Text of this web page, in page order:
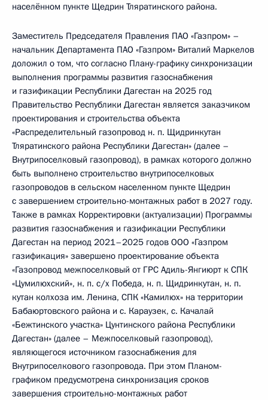
населённом пункте Щедрин Тляратинского района.
Заместитель Председателя Правления ПАО «Газпром» –
начальник Департамента ПАО «Газпром» Виталий Маркелов
доложил о том, что согласно Плану-графику синхронизации
выполнения программы развития газоснабжения
и газификации Республики Дагестан на 2025 год
Правительство Республики Дагестан является заказчиком
проектирования и строительства объекта
«Распределительный газопровод н. п. Щидринкутан
Тляратинского района Республики Дагестан» (далее –
Внутрипоселковый газопровод), в рамках которого должно
быть выполнено строительство внутрипоселковых
газопроводов в сельском населенном пункте Щедрин
с завершением строительно-монтажных работ в 2027 году.
Также в рамках Корректировки (актуализации) Программы
развития газоснабжения и газификации Республики
Дагестан на период 2021–2025 годов ООО «Газпром
газификация» завершено проектирование объекта
«Газопровод межпоселковый от ГРС Адиль-Янгиюрт к СПК
«Цумилюхский», н. п. с/х Победа, н. п. Щидринкутан, н. п.
кутан колхоза им. Ленина, СПК «Камилюх» на территории
Бабаюртовского района и с. Караузек, с. Качалай
«Бежтинского участка» Цунтинского района Республики
Дагестан» (далее – Межпоселковый газопровод),
являющегося источником газоснабжения для
Внутрипоселкового газопровода. При этом Планом-
графиком предусмотрена синхронизация сроков
завершения строительно-монтажных работ